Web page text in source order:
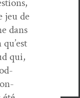
jeu de
dans
qui,